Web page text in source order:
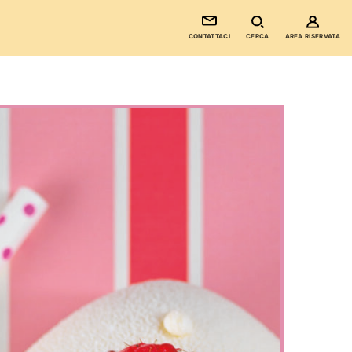
CONTATTACI CERCA AREA RISERVATA